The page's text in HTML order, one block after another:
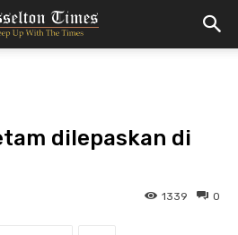
dilepaskan di
0
1339